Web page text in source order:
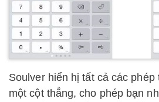
Soulver hiển hị tất cả các phép
một cột thẳng, cho phép bạn